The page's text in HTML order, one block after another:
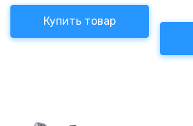
Купить товар